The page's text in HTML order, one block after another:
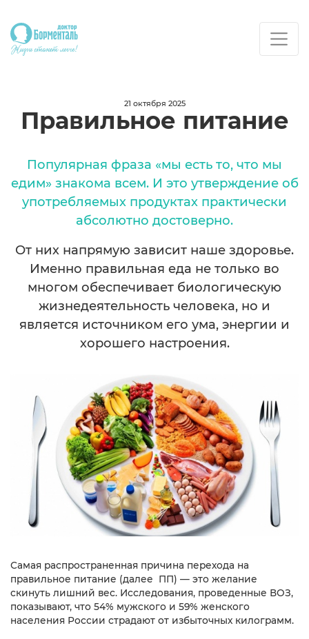
21 октября 2025
Правильное питание
Популярная фраза «мы есть то, что мы
едим» знакома всем. И это утверждение об
употребляемых продуктах практически
абсолютно достоверно.
От них напрямую зависит наше здоровье.
Именно правильная еда не только во
многом обеспечивает биологическую
жизнедеятельность человека, но и
является источником его ума, энергии и
хорошего настроения.
Самая распространенная причина перехода на
правильное питание (далее ПП) — это желание
скинуть лишний вес. Исследования, проведенные ВОЗ,
показывают, что 54% мужского и 59% женского
населения России страдают от избыточных килограмм.